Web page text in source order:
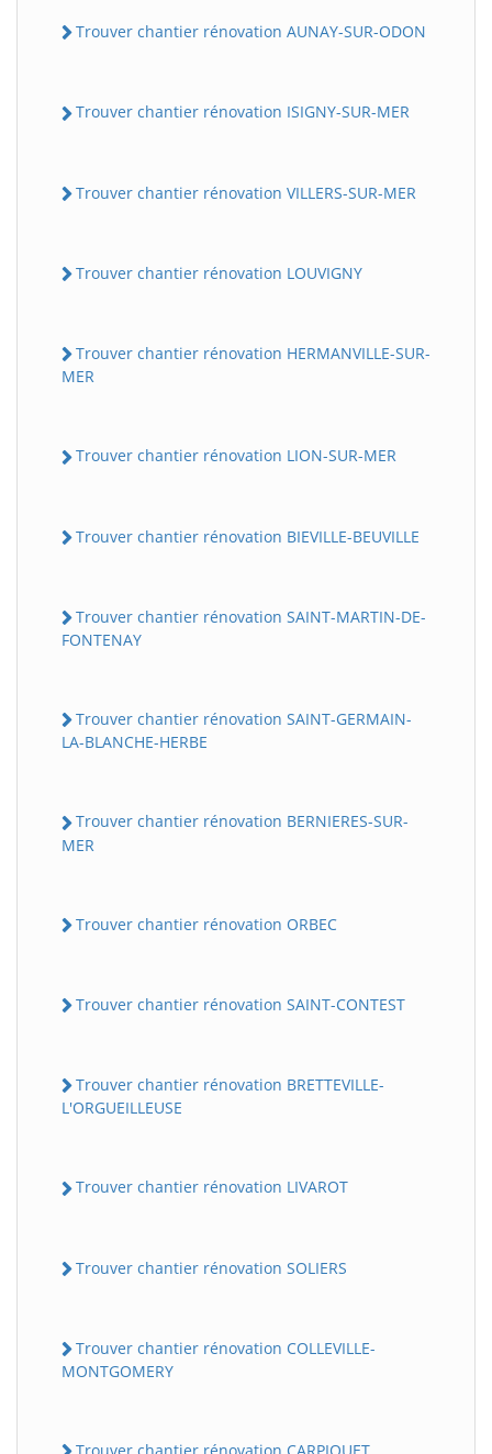
Trouver chantier rénovation AUNAY-SUR-ODON
Trouver chantier rénovation ISIGNY-SUR-MER
Trouver chantier rénovation VILLERS-SUR-MER
Trouver chantier rénovation LOUVIGNY
Trouver chantier rénovation HERMANVILLE-SUR-
MER
Trouver chantier rénovation LION-SUR-MER
Trouver chantier rénovation BIEVILLE-BEUVILLE
Trouver chantier rénovation SAINT-MARTIN-DE-
FONTENAY
Trouver chantier rénovation SAINT-GERMAIN-
LA-BLANCHE-HERBE
Trouver chantier rénovation BERNIERES-SUR-
MER
Trouver chantier rénovation ORBEC
Trouver chantier rénovation SAINT-CONTEST
Trouver chantier rénovation BRETTEVILLE-
L'ORGUEILLEUSE
Trouver chantier rénovation LIVAROT
Trouver chantier rénovation SOLIERS
Trouver chantier rénovation COLLEVILLE-
MONTGOMERY